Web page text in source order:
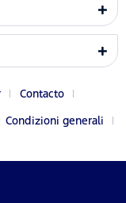
Contacto
Condizioni generali